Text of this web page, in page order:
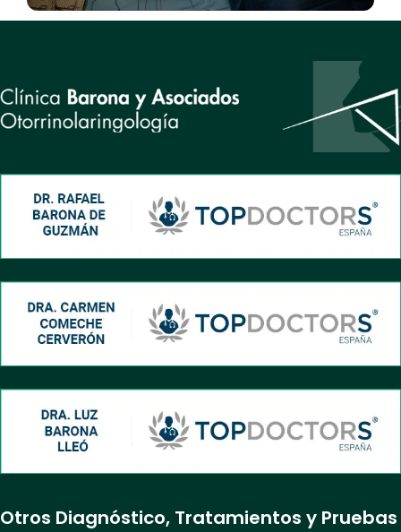
Otros Diagnóstico, Tratamientos y Pruebas